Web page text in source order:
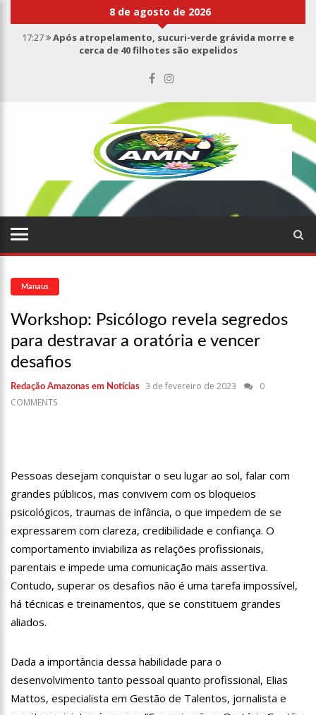
8 de agosto de 2026
17:27
Após atropelamento, sucuri-verde grávida morre e
cerca de 40 filhotes são expelidos
suspeita de botulismo
Saiba quem é Mazinho da Ecobarreira, candidato a vereador
de Manaus (vídeo)
Consumidores denunciam falta de preços em produtos e até
mau cheiro em freezer de supermercado na Cidade Nova
Justiça proíbe ex-prefeito de chegar perto de prefeita de
Nhamundá, no AM
15:01
Carro envolvido em acidente fatal pertencia a Wanderley
13:43
07:21 Grave explosão em clube de tiro deixa quatro vítimas fatais
18:42 Preço médio da gasolina registra queda e vai a R$ 5,04 no
17:36 Prefeitura de Manaus recupera praça da Saudade e
fortalece patrimônio histórico amazonense
10:55
10:07 SSP-AM vistoria construção do Canil do Corpo de Bombeiros
13:31 A Vitória Do Empreendedorismo
09:04 BOMBA! Pastor é coagido por sistema político da Ieadam para
adesivar seu veículo com candidatos da instituição – Veja vídeo!
15:00 Com a família, Israel Carvalho participa de ato pró-Brasil
neste 07 de setembro
Hissa Abrahão é recebido por multidão na zona Leste de
Manaus
23:40 Hissa Abrahão critica decisão de Barroso sobre piso salarial
Hissa Abrahão dispara e deve ser o primeiro no Avante à
Câmara Federal
21:55 Hissa Abrahão fala em oportunidades para feirantes no
Manaus
Workshop: Psicólogo revela segredos
para destravar a oratória e vencer
desafios
Redação Amazonas em Notícias 3 de fevereiro de 2023
0
COMMENTS
Pessoas desejam conquistar o seu lugar ao sol, falar com
grandes públicos, mas convivem com os bloqueios
psicológicos, traumas de infância, o que impedem de se
expressarem com clareza, credibilidade e confiança. O
comportamento inviabiliza as relações profissionais,
parentais e impede uma comunicação mais assertiva.
Contudo, superar os desafios não é uma tarefa impossível,
há técnicas e treinamentos, que se constituem grandes
aliados.
Dada a importância dessa habilidade para o
desenvolvimento tanto pessoal quanto profissional, Elias
Mattos, especialista em Gestão de Talentos, jornalista e